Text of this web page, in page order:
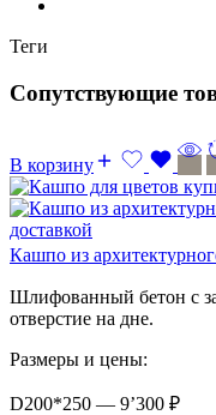
Теги
Сопутствующие
В корзину
Кашпо из
Шлифованный бетон с
отверстие на дне.
Размеры и цены:
D200*250 — 9’300 ₽